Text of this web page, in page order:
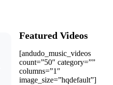
Featured Videos
[andudo_music_videos
count=”50″ category=””
columns=”1″
image_size=”hqdefault”]